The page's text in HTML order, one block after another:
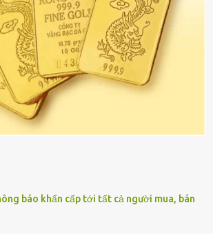
báo khẩn cấp tới tất cả người mua, bán